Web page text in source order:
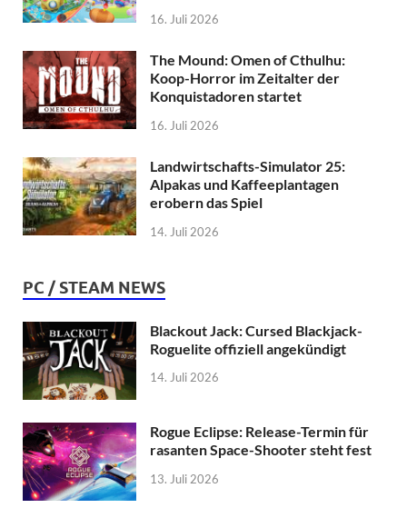
16. Juli 2026
The Mound: Omen of Cthulhu:
Koop-Horror im Zeitalter der
Konquistadoren startet
16. Juli 2026
Landwirtschafts-Simulator 25:
Alpakas und Kaffeeplantagen
erobern das Spiel
14. Juli 2026
PC / STEAM NEWS
Blackout Jack: Cursed Blackjack-
Roguelite offiziell angekündigt
14. Juli 2026
Rogue Eclipse: Release-Termin für
rasanten Space-Shooter steht fest
13. Juli 2026